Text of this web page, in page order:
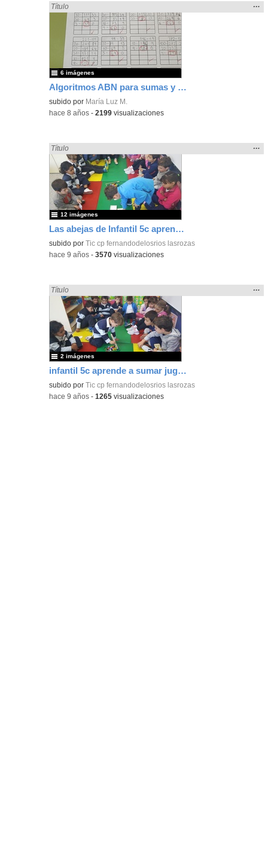
Algoritmos ABN para sumas y restas
Encontrado «sumar» en:
Título
la
…
subido por María Luz M.
6 imágenes
-hace 8 años -2199 visualizaciones
Las abejas de Infantil 5c aprenden a sumar jugando
Encontrado «sumar» en:
Título
la
…
subido porTic cp fernandodelosrios lasrozas
12 imágenes
-hace 9 años -3570 visualizaciones
infantil 5c aprende a sumar jugando
Encontrado «sumar» en:
Título
la
…
subido porTic cp fernandodelosrios lasrozas
2 imágenes
-hace 9 años -1265 visualizaciones